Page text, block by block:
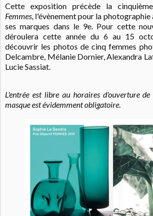
Cette exposition précède la
Femmes , l'évènement pour la
ses marques dans le 9e. Pour cette
déroulera cette année du 6 au 15
découvrir les photos de cinq femmes
Delcambre, Mélanie Dornier, Alexandra
Lucie Sassiat.
L'entrée est libre au horaires d'ouverture
masque est évidemment obligatoire.